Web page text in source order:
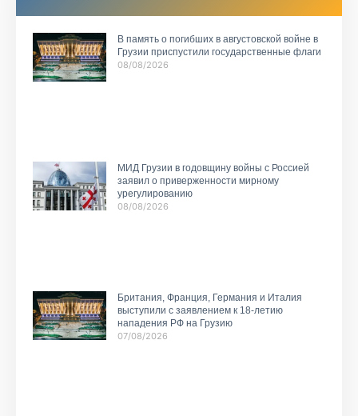
В память о погибших в августовской войне в
Грузии приспустили государственные флаги
08/08/2026
МИД Грузии в годовщину войны с Россией
заявил о приверженности мирному
урегулированию
08/08/2026
Британия, Франция, Германия и Италия
выступили с заявлением к 18-летию
нападения РФ на Грузию
07/08/2026